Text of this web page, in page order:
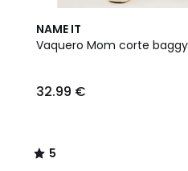
NAME IT
Vaquero Mom corte baggy
€.
32.99 €
5
/
5
/